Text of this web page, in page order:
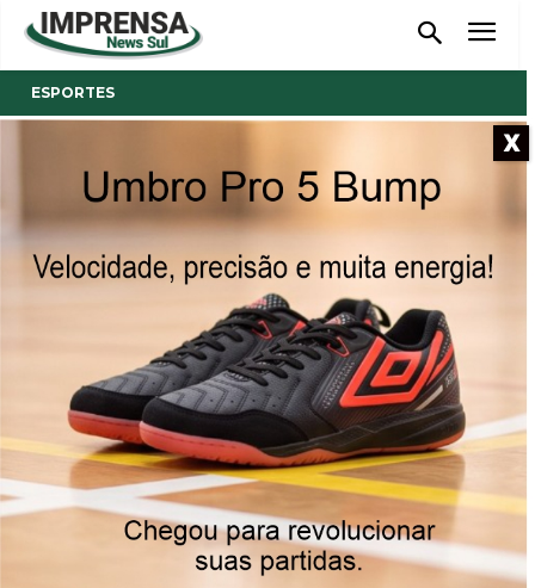
ESPORTES
Chapecoense e Hercílio Luz
seguem com 100% de
aproveitamento no
Catarinense
Reinaldo Coan 31/01/2022
Mais uma rodada de grandes jogos pelo Catarinense 2022.
X